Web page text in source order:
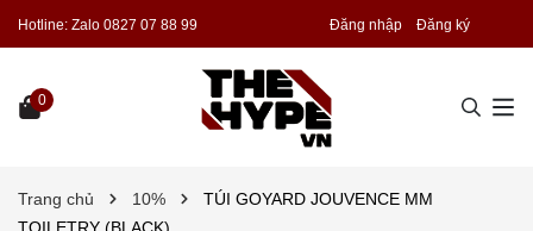
Hotline: Zalo 0827 07 88 99 Đăng nhập Đăng ký
0
Trang chủ 10%
TÚI GOYARD JOUVENCE MM